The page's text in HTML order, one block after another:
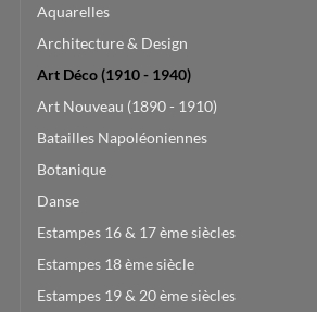
Aquarelles
Architecture & Design
Art Déco (1910 - 1940)
Art Nouveau (1890 - 1910)
Batailles Napoléoniennes
Botanique
Danse
Estampes 16 & 17 ème siècles
Estampes 18 ème siècle
Estampes 19 & 20 ème siècles